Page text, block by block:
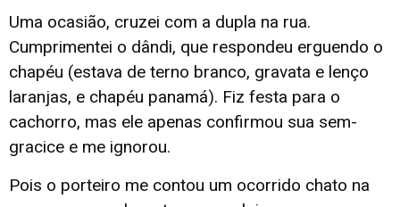
Uma ocasião, cruzei com a dupla na rua.
Cumprimentei o dândi, que respondeu erguendo o
chapéu (estava de terno branco, gravata e lenço
laranjas, e chapéu panamá). Fiz festa para o
cachorro, mas ele apenas confirmou sua sem-
gracice e me ignorou.
Pois o porteiro me contou um ocorrido chato na